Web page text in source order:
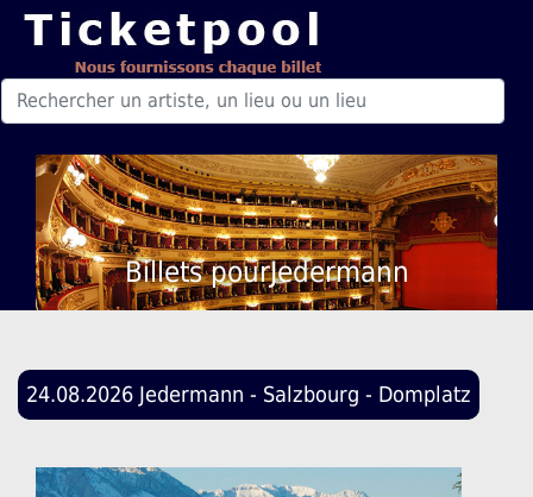
Billets pourJedermann
24.08.2026 Jedermann - Salzbourg - Domplatz